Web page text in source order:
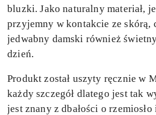
bluzki. Jako naturalny materiał,
przyjemny w kontakcie ze skórą,
jedwabny damski również
dzień.
Produkt został uszyty ręcznie w
każdy szczegół dlatego jest tak
jest znany z dbałości o